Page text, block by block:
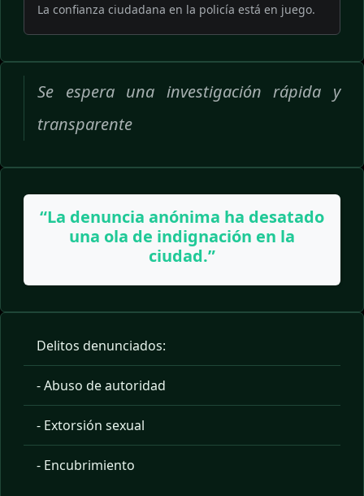
La confianza ciudadana en la policía está en juego.
Se espera una investigación rápida y
transparente
“La denuncia anónima ha desatado
una ola de indignación en la
ciudad.”
Delitos denunciados:
- Abuso de autoridad
- Extorsión sexual
- Encubrimiento